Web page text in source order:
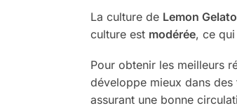
La culture de Lemon Gelato
culture est modérée, ce qui
Pour obtenir les meilleurs
développe mieux dans
assurant une bonne